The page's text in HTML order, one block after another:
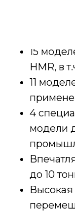
15
HMR, в
11
4
модели
до 10
Высокая